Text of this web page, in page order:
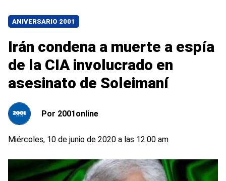
ANIVERSARIO 2001
Irán condena a muerte a espía
de la CIA involucrado en
asesinato de Soleimaní
Por 2001online
Miércoles, 10 de junio de 2020 a las 12:00 am